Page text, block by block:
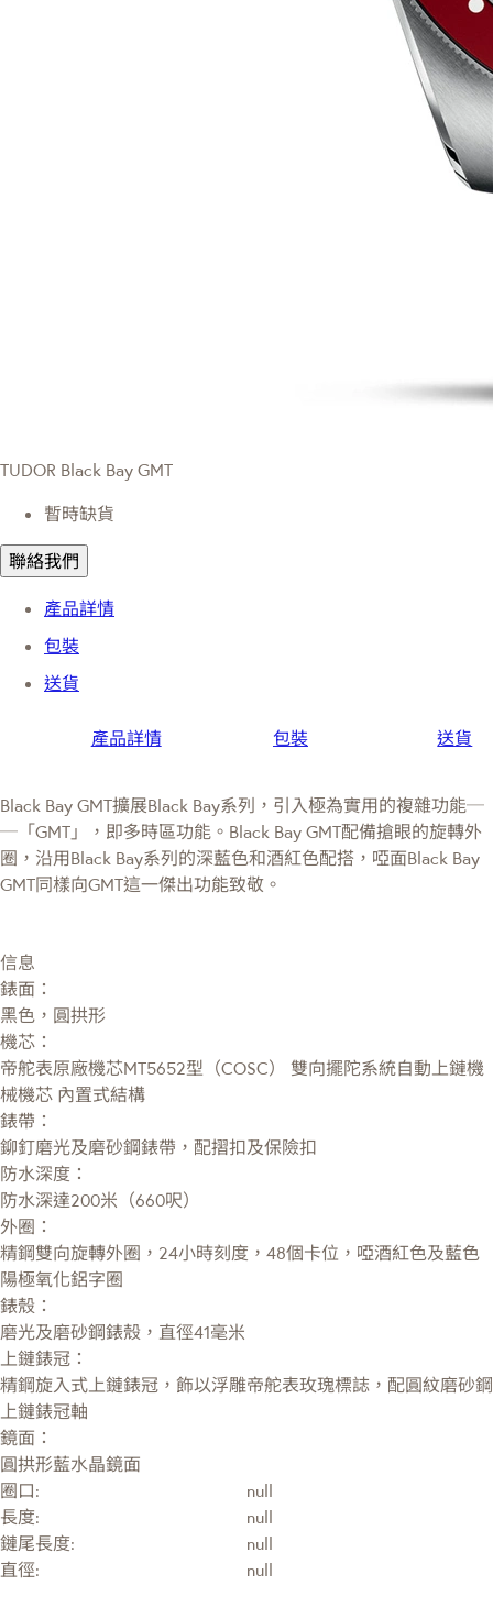
TUDOR Black Bay GMT
暫時缺貨
聯絡我們
產品詳情
包裝
送貨
產品詳情 包裝 送貨
Black Bay GMT擴展Black Bay系列，引入極為實用的複雜功能─
─「GMT」，即多時區功能。Black Bay GMT配備搶眼的旋轉外
圈，沿用Black Bay系列的深藍色和酒紅色配搭，啞面Black Bay
GMT同樣向GMT這一傑出功能致敬。
信息
錶面：
黑色，圓拱形
機芯：
帝舵表原廠機芯MT5652型（COSC） 雙向擺陀系統自動上鏈機
械機芯 內置式結構
錶帶：
鉚釘磨光及磨砂鋼錶帶，配摺扣及保險扣
防水深度：
防水深達200米（660呎）
外圈：
精鋼雙向旋轉外圈，24小時刻度，48個卡位，啞酒紅色及藍色
陽極氧化鋁字圈
錶殼：
磨光及磨砂鋼錶殼，直徑41毫米
上鏈錶冠：
精鋼旋入式上鏈錶冠，飾以浮雕帝舵表玫瑰標誌，配圓紋磨砂鋼
上鏈錶冠軸
鏡面：
圓拱形藍水晶鏡面
圈口:
null
長度:
null
鏈尾長度:
null
直徑:
null